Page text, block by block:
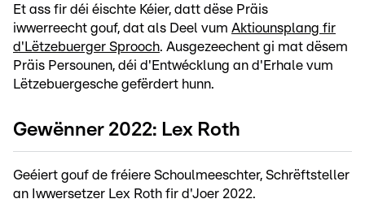
Et ass fir déi éischte Kéier, datt dëse Präis
iwwerreecht gouf, dat als Deel vum Aktiounsplang fir
d'Lëtzebuerger Sprooch. Ausgezeechent gi mat dësem
Präis Persounen, déi d'Entwécklung an d'Erhale vum
Lëtzebuergesche gefërdert hunn.
Gewënner 2022: Lex Roth
Geéiert gouf de fréiere Schoulmeeschter, Schrëftsteller
an Iwwersetzer Lex Roth fir d'Joer 2022.